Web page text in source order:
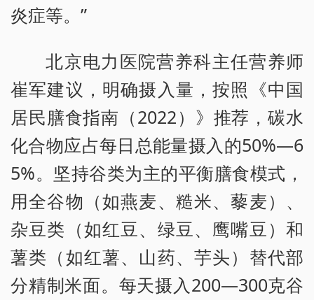
炎症等。”
北京电力医院营养科主任营养师
崔军建议，明确摄入量，按照《中国
居民膳食指南（2022）》推荐，碳水
化合物应占每日总能量摄入的50%—6
5%。坚持谷类为主的平衡膳食模式，
用全谷物（如燕麦、糙米、藜麦）、
杂豆类（如红豆、绿豆、鹰嘴豆）和
薯类（如红薯、山药、芋头）替代部
分精制米面。每天摄入200—300克谷